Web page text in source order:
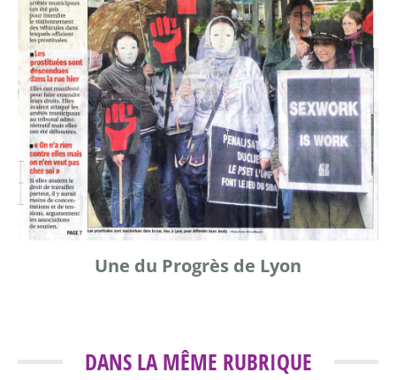
Une du Progrès de Lyon
DANS LA MÊME RUBRIQUE